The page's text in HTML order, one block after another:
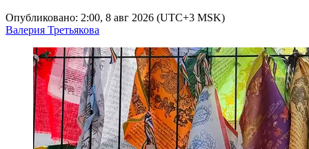
Опубликовано: 2:00, 8 авг 2026 (UTC+3 MSK)
Валерия Третьякова